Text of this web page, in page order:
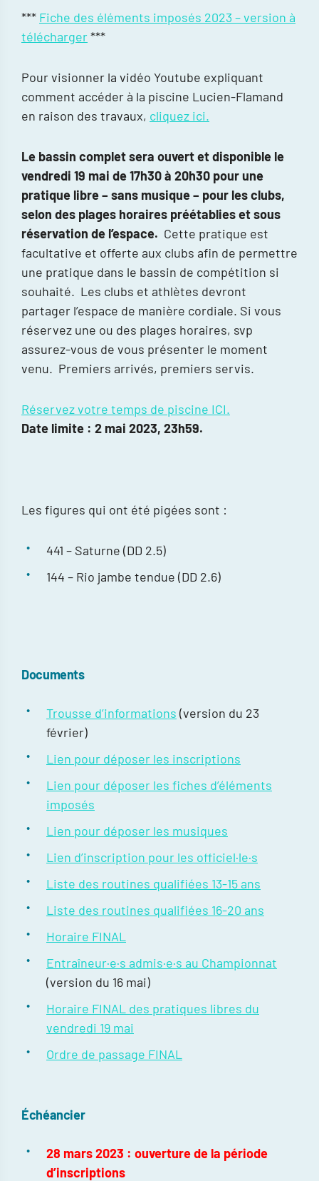
*** Fiche des éléments imposés 2023 – version à
télécharger***
Pour visionner la vidéo Youtube expliquant
comment accéder à la piscine Lucien-Flamand
en raison des travaux, cliquez ici.
Le bassin complet sera ouvert et disponible le
vendredi 19 mai de 17h30 à 20h30 pour une
pratique libre – sans musique – pour les clubs,
selon des plages horaires préétablies et sous
réservation de l’espace. Cette pratique est
facultative et offerte aux clubs afin de permettre
une pratique dans le bassin de compétition si
souhaité. Les clubs et athlètes devront
partager l’espace de manière cordiale. Si vous
réservez une ou des plages horaires, svp
assurez-vous de vous présenter le moment
venu. Premiers arrivés, premiers servis.
Réservez votre temps de piscine ICI.
Date limite : 2 mai 2023, 23h59.
Les figures qui ont été pigées sont :
441 – Saturne (DD 2.5)
144 – Rio jambe tendue (DD 2.6)
Documents
Trousse d’informations (version du 23
février)
Lien pour déposer les inscriptions
Lien pour déposer les fiches d’éléments
imposés
Lien pour déposer les musiques
Lien d’inscription pour les officiel·le·s
Liste des routines qualifiées 13-15 ans
Liste des routines qualifiées 16-20 ans
Horaire FINAL
Entraîneur·e·s admis·e·s au Championnat
(version du 16 mai)
Horaire FINAL des pratiques libres du
vendredi 19 mai
Ordre de passage FINAL
Échéancier
28 mars 2023 : ouverture de la période
d’inscriptions